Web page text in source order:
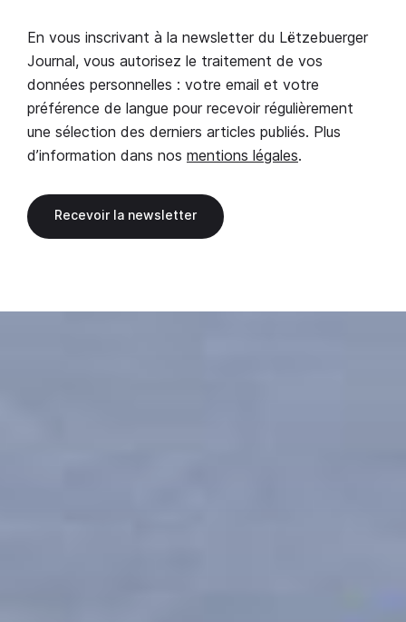
En vous inscrivant à la newsletter du Lëtzebuerger
Journal, vous autorisez le traitement de vos
données personnelles : votre email et votre
préférence de langue pour recevoir régulièrement
une sélection des derniers articles publiés. Plus
d’information dans nos mentions légales.